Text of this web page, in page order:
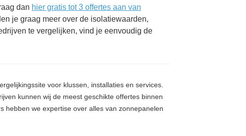
dan hier gratis tot 3 offertes aan van
je graag meer over de isolatiewaarden,
te vergelijken, vind je eenvoudig de
voor klussen, installaties en services.
kunnen wij de meest geschikte offertes binnen
hebben we expertise over alles van zonnepanelen